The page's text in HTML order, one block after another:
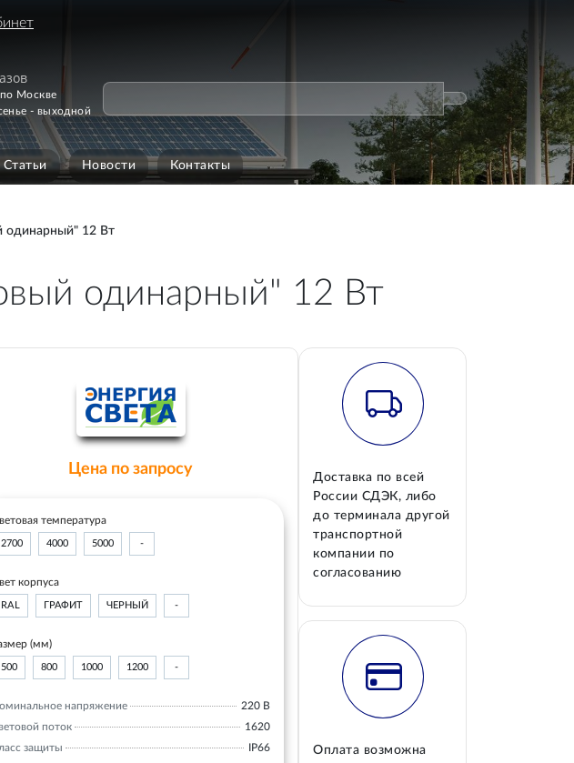
Москве
- выходной
Статьи Новости Контакты
одинарный" 12 Вт
одинарный" 12 Вт
Цена по запросу
температура
2700 4000 5000 -
корпуса
RAL ГРАФИТ ЧЕРНЫЙ -
(мм)
500 800 1000 1200 -
напряжение
220 В
поток
1620
защиты
IP66
Доставка по всей
России СДЭК, либо
до терминала другой
транспортной
компании по
согласованию
Оплата возможна